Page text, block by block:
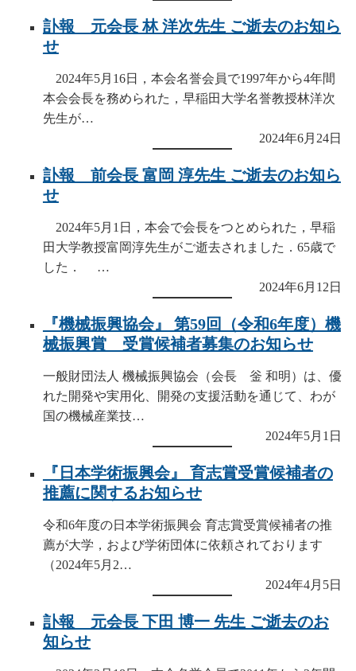
訃報 元会長 林 洋次先生 ご逝去のお知ら
せ
2024年5月16日，本会名誉会員で1997年から4年間
本会会長を務められた，早稲田大学名誉教授林洋次
先生が…
2024年6月24日
訃報 前会長 富岡 淳先生 ご逝去のお知ら
せ
2024年5月1日，本会で会長をつとめられた，早稲
田大学教授富岡淳先生がご逝去されました．65歳で
した． …
2024年6月12日
『機械振興協会』 第59回（令和6年度）機
械振興賞 受賞候補者募集のお知らせ
一般財団法人 機械振興協会（会長 釡 和明）は、優
れた開発や実用化、開発の支援活動を通じて、わが
国の機械産業技…
2024年5月1日
『日本学術振興会』 育志賞受賞候補者の
推薦に関するお知らせ
令和6年度の日本学術振興会 育志賞受賞候補者の推
薦が大学，および学術団体に依頼されております
（2024年5月2…
2024年4月5日
訃報 元会長 下田 博一 先生 ご逝去のお
知らせ